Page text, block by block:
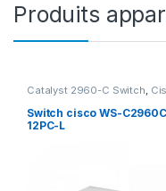
Produits
Catalyst 2960-C Switch,
Switch cisco WS-
12PC-L